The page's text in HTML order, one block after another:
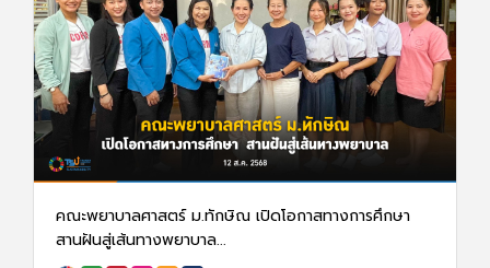
คณะพยาบาลศาสตร์ ม.ทักษิณ เปิดโอกาสทางการศึกษา
สานฝันสู่เส้นทางพยาบาล...